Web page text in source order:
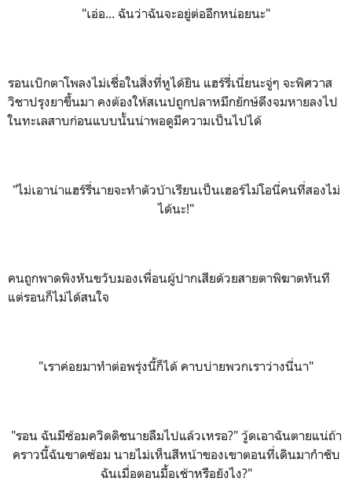
"เอ่อ... ฉันว่าฉันจะอยู่ต่ออีกหน่อยนะ"
รอนเบิกตาโพลงไม่เชื่อในสิ่งที่หูได้ยิน แฮร์รี่เนี่ยนะจู่ๆ จะพิศวาส
วิชาปรุงยาขึ้นมา คงต้องให้สเนปถูกปลาหมึกยักษ์ดึงจมหายลงไป
ในทะเลสาบก่อนแบบนั้นน่าพอดูมีความเป็นไปได้
"ไม่เอาน่าแฮร์รี่นายจะทำตัวบ้าเรียนเป็นเฮอร์ไม่โอนี่คนที่สองไม่
ได้นะ!"
คนถูกพาดพิงหันขวับมองเพื่อนผู้ปากเสียด้วยสายตาพิฆาตทันที
แต่รอนก็ไม่ได้สนใจ
"เราค่อยมาทำต่อพรุ่งนี้ก็ได้ คาบบ่ายพวกเราว่างนี่นา"
"รอน ฉันมีซ้อมควิดดิชนายลืมไปแล้วเหรอ?" วู้ดเอาฉันตายแน่ถ้า
คราวนี้ฉันขาดซ้อม นายไม่เห็นสีหน้าของเขาตอนที่เดินมากำชับ
ฉันเมื่อตอนมื้อเช้าหรือยังไง?"